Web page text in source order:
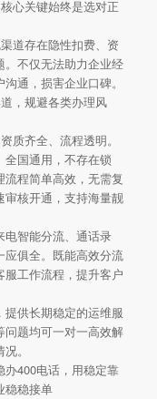
心关键始终是选对正
道存在隐性扣费、资
。不仅无法助力企业经
通，损害企业口碑。
，规避各类办理风
质齐全、流程透明。
国通用，不存在锁
程简单高效，无需复
核开通，支持海量靓
电智能分流、通话录
俱全。既能高效分流
工作流程，提升客户
供长期稳定的运维服
题均可一对一高效解
。
400电话，用稳定靠
稳稳接单